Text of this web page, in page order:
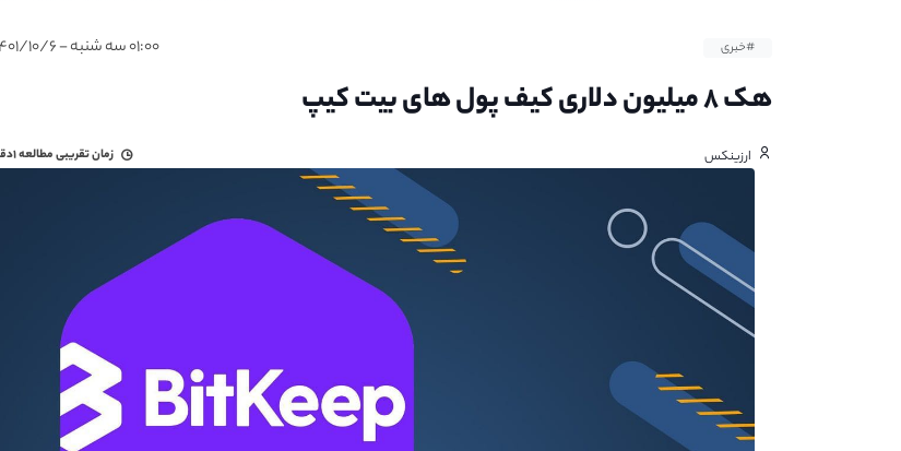
#خبری ۰۱:۰۰ سه شنبه - ۱۴۰۱/۱۰/۶
هک ۸ میلیون دلاری کیف پول‌ های بیت‌ کیپ
ارزینکس زمان تقریبی مطالعه۱دقیقه